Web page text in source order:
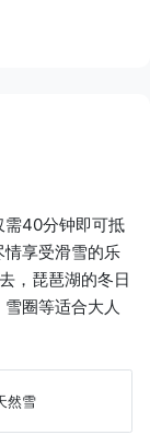
需40分钟即可抵
享受滑雪的乐
，琵琶湖的冬日
圈等适合大人
然雪